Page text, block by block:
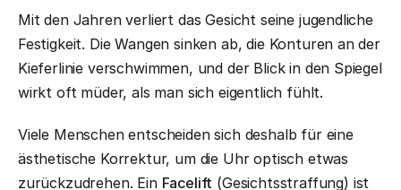
Mit den Jahren verliert das Gesicht seine jugendliche
Festigkeit. Die Wangen sinken ab, die Konturen an der
Kieferlinie verschwimmen, und der Blick in den Spiegel
wirkt oft müder, als man sich eigentlich fühlt.
Viele Menschen entscheiden sich deshalb für eine
ästhetische Korrektur, um die Uhr optisch etwas
zurückzudrehen. Ein Facelift (Gesichtsstraffung) ist